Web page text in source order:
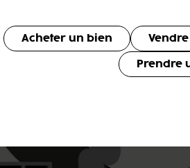
Acheter un bien
Prendre